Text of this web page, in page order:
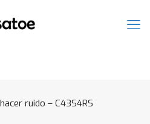
ruido – C43S4RS